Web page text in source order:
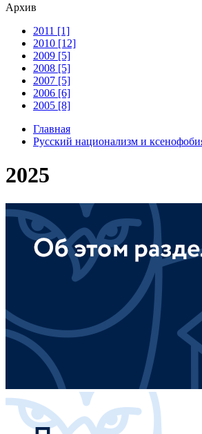
Архив
2011 [1]
2010 [12]
2009 [5]
2008 [5]
2007 [5]
2006 [6]
2005 [8]
Главная
Русский национализм и
2025